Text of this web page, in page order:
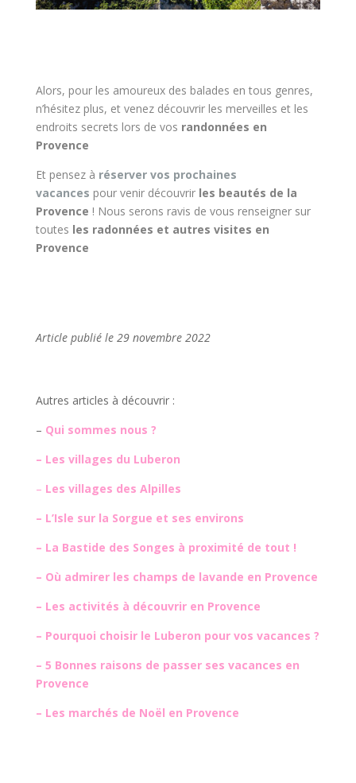
Alors, pour les amoureux des balades en tous genres,
n’hésitez plus, et venez découvrir les merveilles et les
endroits secrets lors de vos randonnées en
Provence
Et pensez à réserver vos prochaines
vacances pour venir découvrir les beautés de la
Provence ! Nous serons ravis de vous renseigner sur
toutes les radonnées et autres visites en
Provence
Article publié le 29 novembre 2022
Autres articles à découvrir :
– Qui sommes nous ?
– Les villages du Luberon
– Les villages des Alpilles
– L’Isle sur la Sorgue et ses environs
– La Bastide des Songes à proximité de tout !
– Où admirer les champs de lavande en Provence
– Les activités à découvrir en Provence
– Pourquoi choisir le Luberon pour vos vacances ?
– 5 Bonnes raisons de passer ses vacances en
Provence
– Les marchés de Noël en Provence